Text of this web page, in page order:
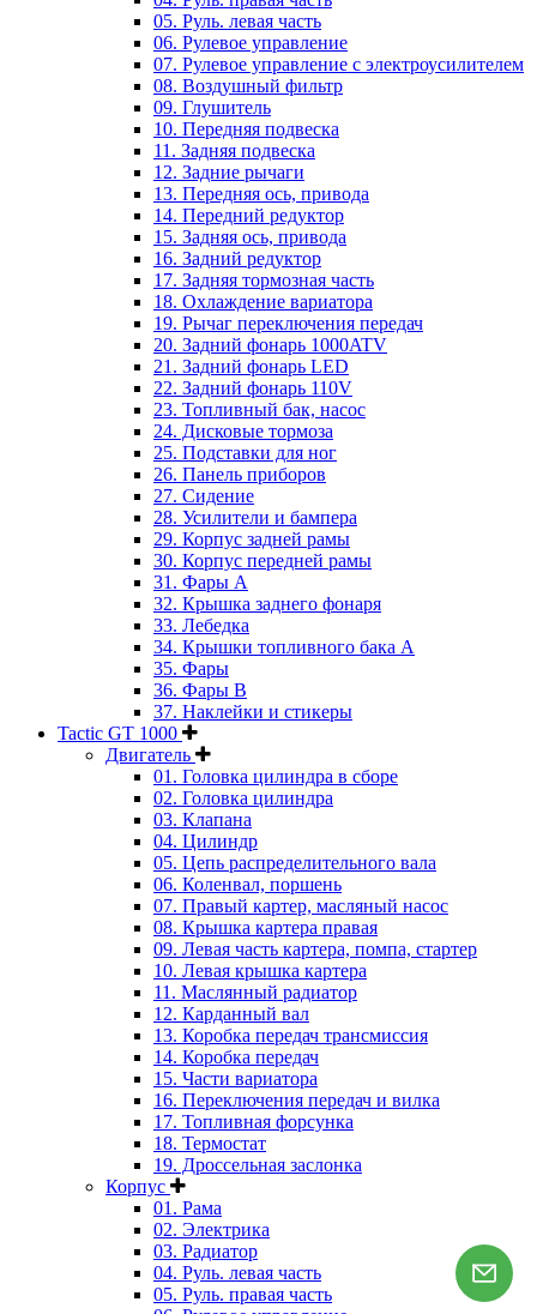
05. Руль. левая часть
06. Рулевое управление
07. Рулевое управление с электроусилителем
08. Воздушный фильтр
09. Глушитель
10. Передняя подвеска
11. Задняя подвеска
12. Задние рычаги
13. Передняя ось, привода
14. Передний редуктор
15. Задняя ось, привода
16. Задний редуктор
17. Задняя тормозная часть
18. Охлаждение вариатора
19. Рычаг переключения передач
20. Задний фонарь 1000ATV
21. Задний фонарь LED
22. Задний фонарь 110V
23. Топливный бак, насос
24. Дисковые тормоза
25. Подставки для ног
26. Панель приборов
27. Сидение
28. Усилители и бампера
29. Корпус задней рамы
30. Корпус передней рамы
31. Фары А
32. Крышка заднего фонаря
33. Лебедка
34. Крышки топливного бака А
35. Фары
36. Фары B
37. Наклейки и стикеры
Tactic GT 1000
Двигатель
01. Головка цилиндра в сборе
02. Головка цилиндра
03. Клапана
04. Цилиндр
05. Цепь распределительного вала
06. Коленвал, поршень
07. Правый картер, масляный насос
08. Крышка картера правая
09. Левая часть картера, помпа, стартер
10. Левая крышка картера
11. Маслянный радиатор
12. Карданный вал
13. Коробка передач трансмиссия
14. Коробка передач
15. Части вариатора
16. Переключения передач и вилка
17. Топливная форсунка
18. Термостат
19. Дроссельная заслонка
Корпус
01. Рама
02. Электрика
03. Радиатор
04. Руль. левая часть
05. Руль. правая часть